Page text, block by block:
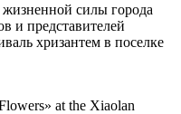
силы города
и представителей
хризантем в поселке
at the Xiaolan